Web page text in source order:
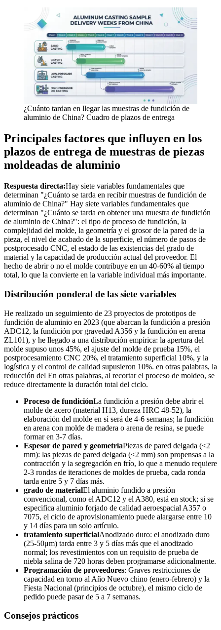
¿Cuánto tardan en llegar las muestras de fundición de
aluminio de China? Cuadro de plazos de entrega
Principales factores que influyen en los
plazos de entrega de muestras de piezas
moldeadas de aluminio
Respuesta directa:Hay siete variables fundamentales que
determinan "¿Cuánto se tarda en recibir muestras de fundición de
aluminio de China?" Hay siete variables fundamentales que
determinan "¿Cuánto se tarda en obtener una muestra de fundición
de aluminio de China?": el tipo de proceso de fundición, la
complejidad del molde, la geometría y el grosor de la pared de la
pieza, el nivel de acabado de la superficie, el número de pasos de
postprocesado CNC, el estado de las existencias del grado de
material y la capacidad de producción actual del proveedor. El
hecho de abrir o no el molde contribuye en un 40-60% al tiempo
total, lo que la convierte en la variable individual más importante.
Distribución ponderal de las siete variables
He realizado un seguimiento de 23 proyectos de prototipos de
fundición de aluminio en 2023 (que abarcan la fundición a presión
ADC12, la fundición por gravedad A356 y la fundición en arena
ZL101), y he llegado a una distribución empírica: la apertura del
molde supuso unos 45%, el ajuste del molde de prueba 15%, el
postprocesamiento CNC 20%, el tratamiento superficial 10%, y la
logística y el control de calidad supusieron 10%. en otras palabras, la
reducción del En otras palabras, al recortar el proceso de moldeo, se
reduce directamente la duración total del ciclo.
Proceso de fundiciónLa fundición a presión debe abrir el
molde de acero (material H13, dureza HRC 48-52), la
elaboración del molde en sí será de 4-6 semanas; la fundición
en arena con molde de madera o arena de resina, se puede
formar en 3-7 días.
Espesor de pared y geometríaPiezas de pared delgada (<2
mm): las piezas de pared delgada (<2 mm) son propensas a la
contracción y la segregación en frío, lo que a menudo requiere
2-3 rondas de iteraciones de moldes de prueba, cada ronda
tarda entre 5 y 7 días más.
grado de materialEl aluminio fundido a presión
convencional, como el ADC12 y el A380, está en stock; si se
especifica aluminio forjado de calidad aeroespacial A357 o
7075, el ciclo de aprovisionamiento puede alargarse entre 10
y 14 días para un solo artículo.
tratamiento superficialAnodizado duro: el anodizado duro
(25-50μm) tarda entre 3 y 5 días más que el anodizado
normal; los revestimientos con un requisito de prueba de
niebla salina de 720 horas deben programarse adicionalmente.
Programación de proveedores: Graves restricciones de
capacidad en torno al Año Nuevo chino (enero-febrero) y la
Fiesta Nacional (principios de octubre), el mismo ciclo de
pedido puede pasar de 5 a 7 semanas.
Consejos prácticos